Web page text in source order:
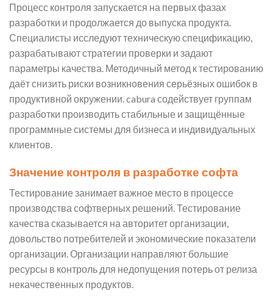
Процесс контроля запускается на первых фазах
разработки и продолжается до выпуска продукта.
Специалисты исследуют техническую спецификацию,
разрабатывают стратегии проверки и задают
параметры качества. Методичный метод к тестированию
даёт снизить риски возникновения серьёзных ошибок в
продуктивной окружении. cabura содействует группам
разработки производить стабильные и защищённые
программные системы для бизнеса и индивидуальных
клиентов.
Значение контроля в разработке софта
Тестирование занимает важное место в процессе
производства софтверных решений. Тестирование
качества сказывается на авторитет организации,
довольство потребителей и экономические показатели
организации. Организации направляют большие
ресурсы в контроль для недопущения потерь от релиза
некачественных продуктов.